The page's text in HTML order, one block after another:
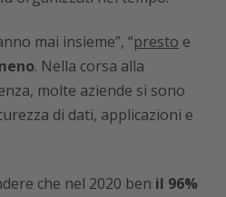
mai insieme”, “presto e
. Nella corsa alla
molte aziende si sono
di dati, applicazioni e
che nel 2020 ben il 96%